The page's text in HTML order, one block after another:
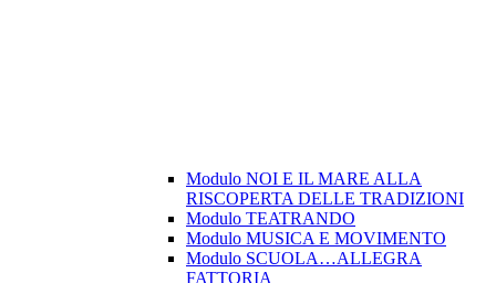
Modulo NOI E IL MARE ALLA
RISCOPERTA DELLE TRADIZIONI
Modulo TEATRANDO
Modulo MUSICA E MOVIMENTO
Modulo SCUOLA…ALLEGRA
FATTORIA